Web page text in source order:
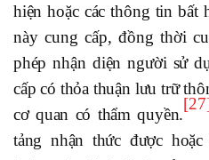
hiện hoặc các thông tin bất
này cung cấp, đồng thời
phép nhận diện người sử
cấp có thỏa thuận lưu trữ
cơ quan có thẩm quyền.
tảng nhận thức được